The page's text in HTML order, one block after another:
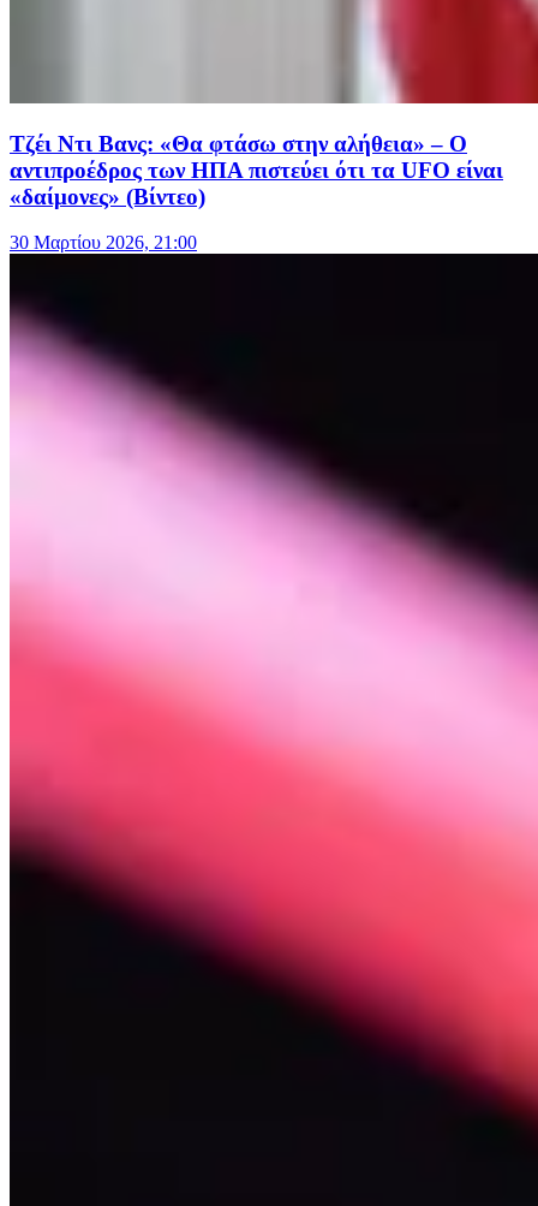
Τζέι Ντι Βανς: «Θα φτάσω στην αλήθεια» – Ο
αντιπροέδρος των ΗΠΑ πιστεύει ότι τα UFO είναι
«δαίμονες» (Βίντεο)
30 Μαρτίου 2026, 21:00